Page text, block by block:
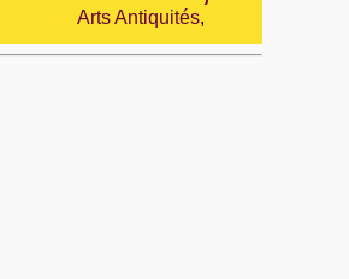
Arts Antiquités,